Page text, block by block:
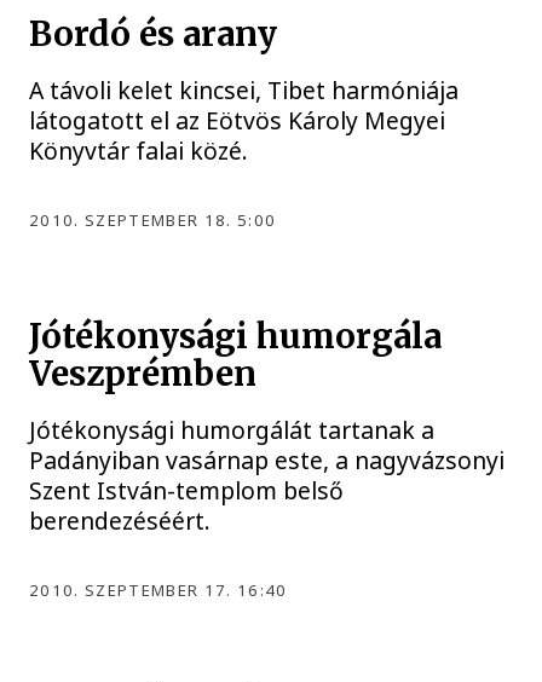
Bordó és arany
A távoli kelet kincsei, Tibet harmóniája
látogatott el az Eötvös Károly Megyei
Könyvtár falai közé.
2010. SZEPTEMBER 18. 5:00
Jótékonysági humorgála
Veszprémben
Jótékonysági humorgálát tartanak a
Padányiban vasárnap este, a nagyvázsonyi
Szent István-templom belső
berendezéséért.
2010. SZEPTEMBER 17. 16:40